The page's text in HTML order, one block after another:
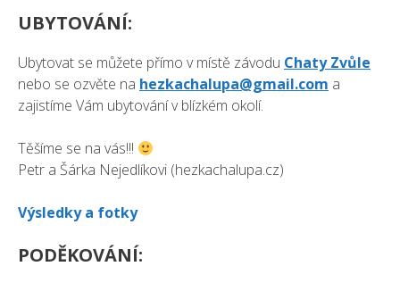
UBYTOVÁNÍ:
Ubytovat se můžete přímo v místě závodu Chaty Zvůle
nebo se ozvěte na hezkachalupa@gmail.com a
zajistíme Vám ubytování v blízkém okolí.
Těšíme se na vás!!!
Petr a Šárka Nejedlíkovi (hezkachalupa.cz)
Výsledky a fotky
PODĚKOVÁNÍ: